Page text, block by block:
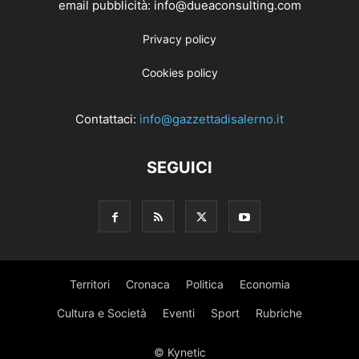
email pubblicità: info@dueaconsulting.com
Privacy policy
Cookies policy
Contattaci: info@gazzettadisalerno.it
SEGUICI
Territori Cronaca Politica Economia
Cultura e Società Eventi Sport Rubriche
© Kynetic